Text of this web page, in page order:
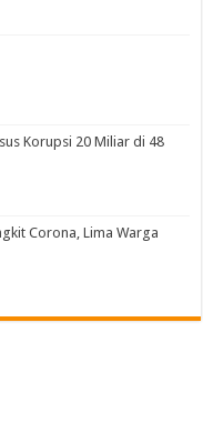
Korupsi 20 Miliar di 48
Corona, Lima Warga